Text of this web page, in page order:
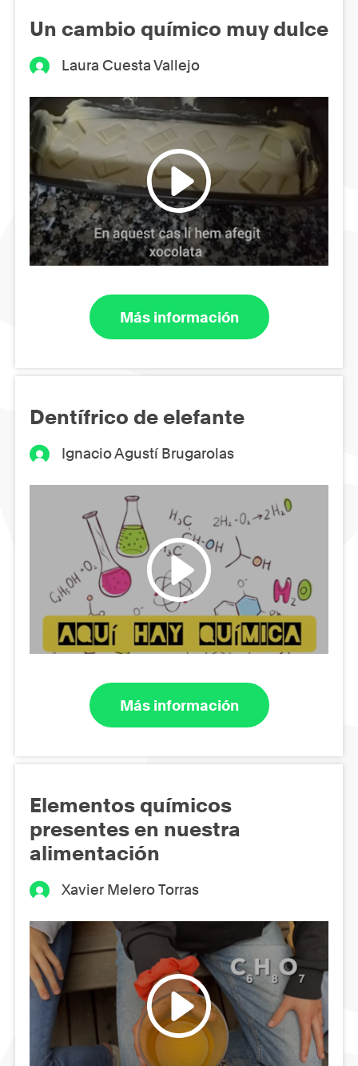
Un cambio químico muy dulce
Laura Cuesta Vallejo
Más información
Dentífrico de elefante
Ignacio Agustí Brugarolas
Más información
Elementos químicos
presentes en nuestra
alimentación
Xavier Melero Torras